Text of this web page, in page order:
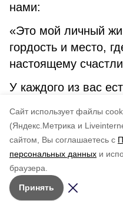
Cайт использует файлы
(Яндекс.Метрика и
сайтом, Вы соглашаетесь с
персональных данных и
браузера.
Принять
нами:
«Это мой личный
гордость и место,
настоящему
У каждого из вас
уже стартовало
по оценке
5